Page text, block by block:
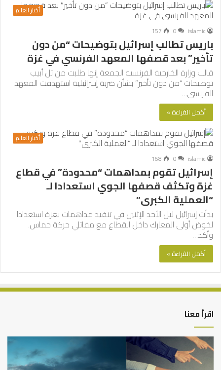
أخبار العالم
islamic
0
157
باريس تطالب إسرائيل بتوضيحات “من دون
تأخير” بعد قصفها المعهد الفرنسي في غزة
قالت وزارة الخارجية الفرنسية الجمعة إنها طلبت من تل أبيب
توضيحات “من دون تأخير” بشأن ضربة إسرائيلية استهدفت المعهد
الفرنسي…
أكمل القراءة »
أخبار العالم
islamic
0
168
إسرائيل تقوم بمداهمات “محدودة” في قطاع
غزة وتكثف قصفها الجوي استعدادا لـ
“العملية الكبرى”
بدأت إسرائيل ليل الأحد الإثنين في تنفيذ مداهمات بغزة استعدادا
لخوض أولى المعارك داخل القطاع مع مقاتلي حركة حماس.
وأكد…
أكمل القراءة »
اقرأ معنا
التوازن
بين
عمل